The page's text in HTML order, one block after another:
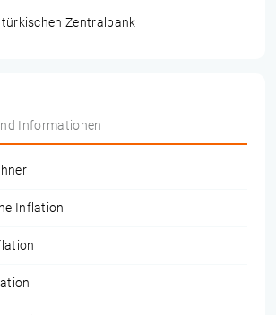
Zentralbank
Informationen
Inflation